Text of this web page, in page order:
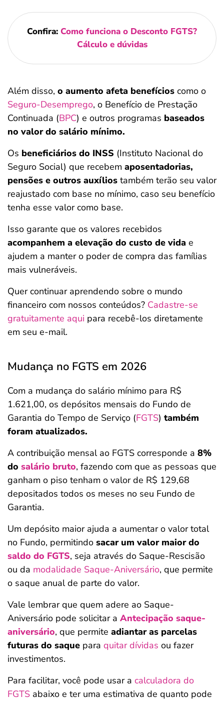
Confira: Como funciona o Desconto FGTS?
Cálculo e dúvidas
Além disso, o aumento afeta benefícios como o
Seguro-Desemprego, o Benefício de Prestação
Continuada (BPC) e outros programas baseados
no valor do salário mínimo.
Os beneficiários do INSS (Instituto Nacional do
Seguro Social) que recebem aposentadorias,
pensões e outros auxílios também terão seu valor
reajustado com base no mínimo, caso seu benefício
tenha esse valor como base.
Isso garante que os valores recebidos
acompanhem a elevação do custo de vida e
ajudem a manter o poder de compra das famílias
mais vulneráveis.
Quer continuar aprendendo sobre o mundo
financeiro com nossos conteúdos? Cadastre-se
gratuitamente aqui para recebê-los diretamente
em seu e-mail.
Mudança no FGTS em 2026
Com a mudança do salário mínimo para R$
1.621,00, os depósitos mensais do Fundo de
Garantia do Tempo de Serviço (FGTS) também
foram atualizados.
A contribuição mensal ao FGTS corresponde a 8%
do salário bruto, fazendo com que as pessoas que
ganham o piso tenham o valor de R$ 129,68
depositados todos os meses no seu Fundo de
Garantia.
Um depósito maior ajuda a aumentar o valor total
no Fundo, permitindo sacar um valor maior do
saldo do FGTS, seja através do Saque-Rescisão
ou da modalidade Saque-Aniversário, que permite
o saque anual de parte do valor.
Vale lembrar que quem adere ao Saque-
Aniversário pode solicitar a Antecipação saque-
aniversário, que permite adiantar as parcelas
futuras do saque para quitar dívidas ou fazer
investimentos.
Para facilitar, você pode usar a calculadora do
FGTS abaixo e ter uma estimativa de quanto pode